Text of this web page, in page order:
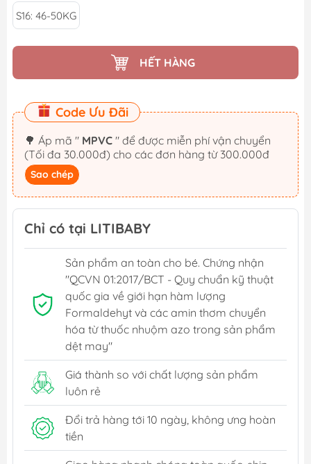
S16: 46-50KG
HẾT HÀNG
Code Ưu Đãi
🌳 Áp mã " MPVC " để được miễn phí vận chuyển
(Tối đa 30.000đ) cho các đơn hàng từ 300.000đ
Sao chép
Chỉ có tại LITIBABY
Sản phẩm an toàn cho bé. Chứng nhận
"QCVN 01:2017/BCT - Quy chuẩn kỹ thuật
quốc gia về giới hạn hàm lượng
Formaldehyt và các amin thơm chuyển
hóa từ thuốc nhuộm azo trong sản phẩm
dệt may"
Giá thành so với chất lượng sản phẩm
luôn rẻ
Đổi trả hàng tới 10 ngày, không ưng hoàn
tiền